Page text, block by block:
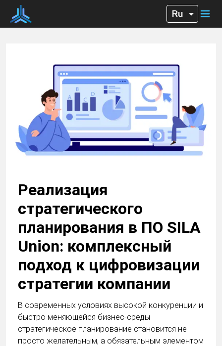
Реализация
стратегического
планирования в ПО SILA
Union: комплексный
подход к цифровизации
стратегии компании
В современных условиях высокой конкуренции и
быстро меняющейся бизнес-среды
стратегическое планирование становится не
просто желательным, а обязательным элементом